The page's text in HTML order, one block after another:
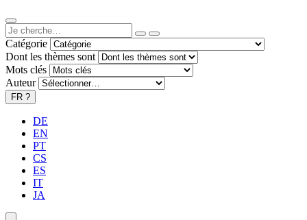
Catégorie
Dont les thèmes sont
Mots clés
Auteur
FR ?
DE
EN
PT
CS
ES
IT
JA